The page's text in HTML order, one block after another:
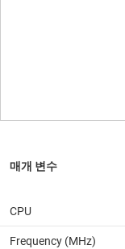
CPU
Frequency (MHz)